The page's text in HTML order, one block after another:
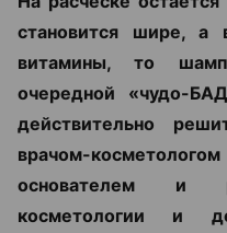
становится шире, а
витамины, то
очередной «чудо-
действительно
врачом-
основателем и
косметологии и